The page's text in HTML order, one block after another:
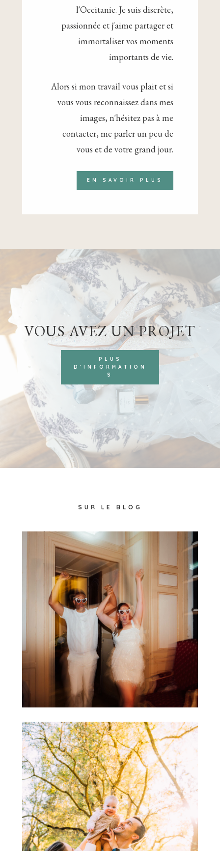
l'Occitanie. Je suis discrète,
passionnée et j'aime partager et
immortaliser vos moments
importants de vie.
Alors si mon travail vous plait et si
vous vous reconnaissez dans mes
images, n'hésitez pas à me
contacter, me parler un peu de
vous et de votre grand jour.
EN SAVOIR PLUS
VOUS AVEZ UN PROJET
PLUS
D'INFORMATION
S
SUR LE BLOG